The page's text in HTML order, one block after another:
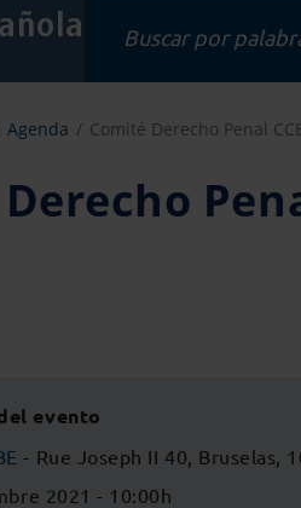
Agenda Comité Derecho Penal
evento
- Rue Joseph II 40, Bruselas,
2021 - 10:00h